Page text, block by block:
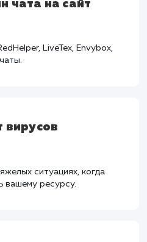
скорость и
RedHelper, LiveTex, Envybox,
чаты.